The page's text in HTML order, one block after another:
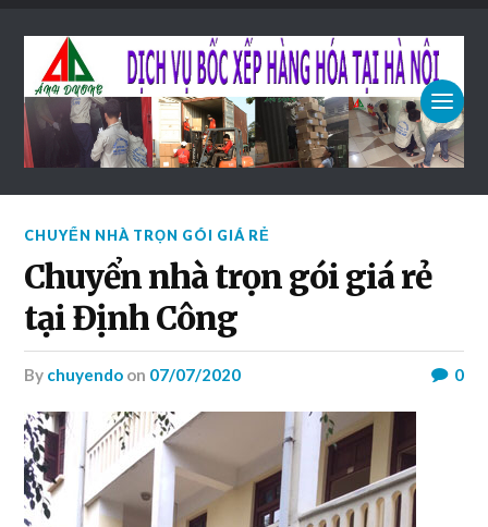
CHUYỂN NHÀ TRỌN GÓI GIÁ RẺ
Chuyển nhà trọn gói giá rẻ
tại Định Công
by chuyendo on 07/07/2020 0